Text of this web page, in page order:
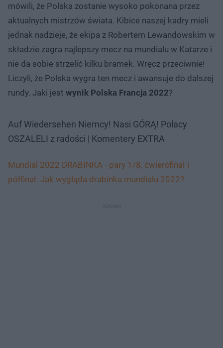
mówili, że Polska zostanie wysoko pokonana przez
aktualnych mistrzów świata. Kibice naszej kadry mieli
jednak nadzieje, że ekipa z Robertem Lewandowskim w
składzie zagra najlepszy mecz na mundialu w Katarze i
nie da sobie strzelić kilku bramek. Wręcz przeciwnie!
Liczyli, że Polska wygra ten mecz i awansuje do dalszej
rundy. Jaki jest wynik Polska Francja 2022?
Auf Wiedersehen Niemcy! Nasi GÓRĄ! Polacy
OSZALELI z radości | Komentery EXTRA
Mundial 2022 DRABINKA - pary 1/8, ćwierćfinał i
półfinał. Jak wygląda drabinka mundialu 2022?